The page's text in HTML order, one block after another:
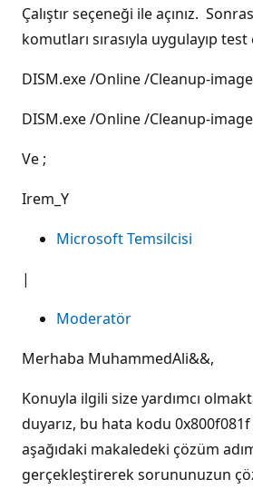
Çalıştır seçeneği ile açınız.
komutları sırasıyla uygulayıp
DISM.exe /Online /Cleanup-
DISM.exe /Online /Cleanup-
Ve ;
Irem_Y
Microsoft Temsilcisi
|
Moderatör
Merhaba MuhammedAli&&,
Konuyla ilgili size yardımcı
duyarız, bu hata kodu
aşağıdaki makaledeki çözüm
gerçekleştirerek sorununuzun